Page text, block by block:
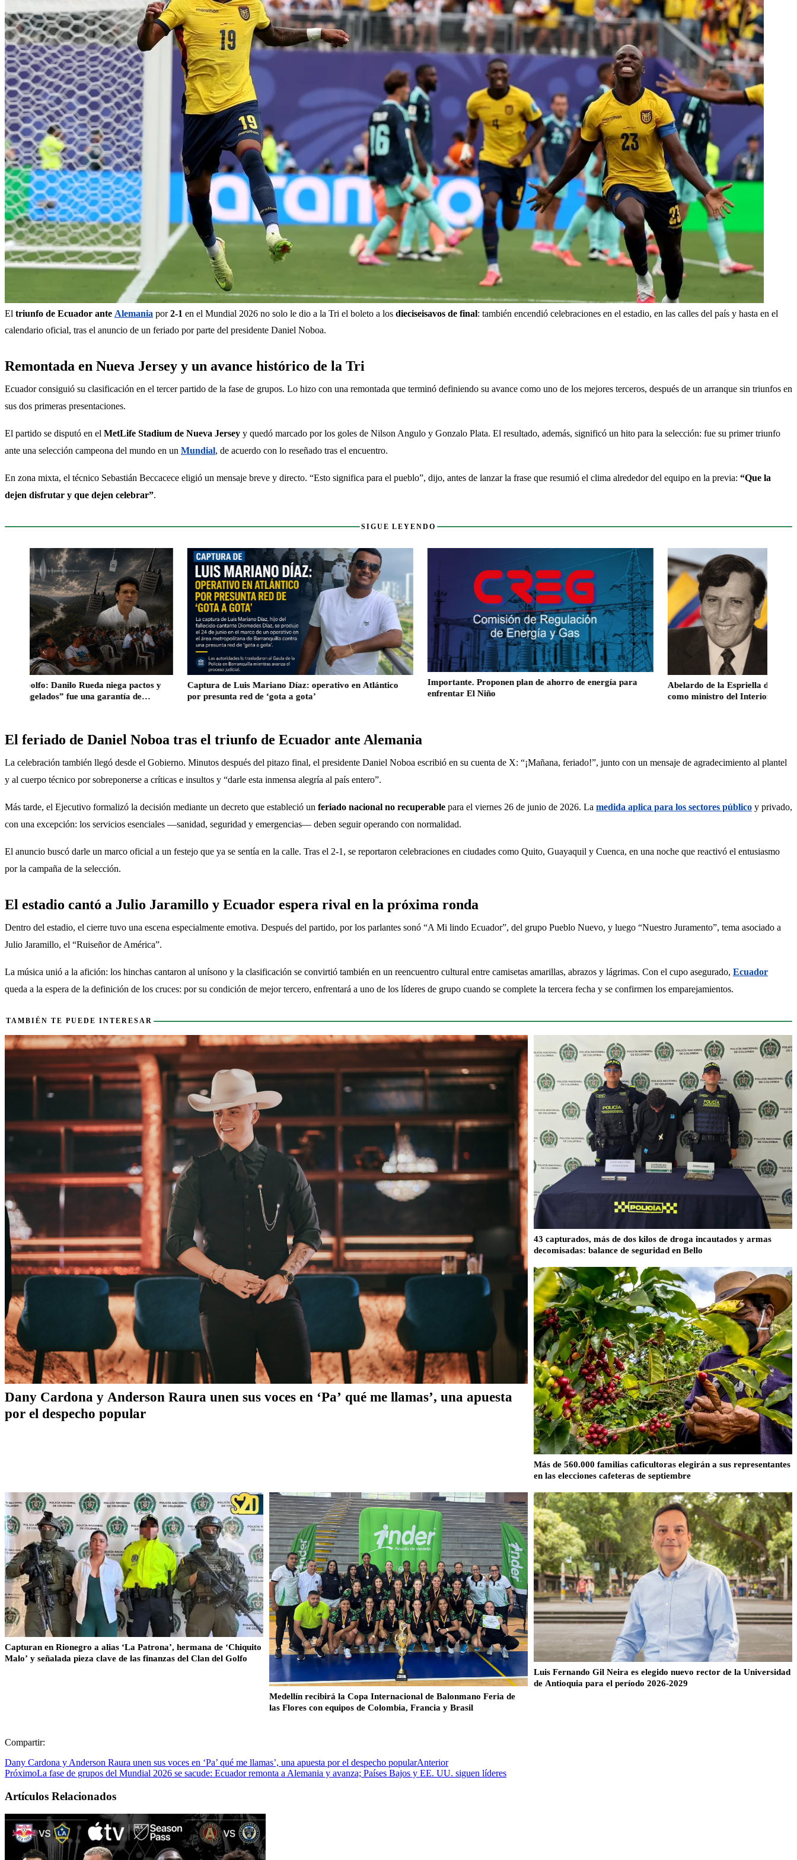
El triunfo de Ecuador ante Alemania por 2-1 en el Mundial 2026 no solo le dio a la Tri el boleto a los dieciseisavos de final: también encendió celebraciones en el estadio, en las calles del país y hasta en el
calendario oficial, tras el anuncio de un feriado por parte del presidente Daniel Noboa.
Remontada en Nueva Jersey y un avance histórico de la Tri
Ecuador consiguió su clasificación en el tercer partido de la fase de grupos. Lo hizo con una remontada que terminó definiendo su avance como uno de los mejores terceros, después de un arranque sin triunfos en
sus dos primeras presentaciones.
El partido se disputó en el MetLife Stadium de Nueva Jersey y quedó marcado por los goles de Nilson Angulo y Gonzalo Plata. El resultado, además, significó un hito para la selección: fue su primer triunfo
ante una selección campeona del mundo en un Mundial, de acuerdo con lo reseñado tras el encuentro.
En zona mixta, el técnico Sebastián Beccacece eligió un mensaje breve y directo. “Esto significa para el pueblo”, dijo, antes de lanzar la frase que resumió el clima alrededor del equipo en la previa: “Que la
dejen disfrutar y que dejen celebrar”.
SIGUE LEYENDO
Sigue leyendo
Rueda niega pactos y
fue una garantía de
Captura de Luis Mariano Díaz: operativo en Atlántico
por presunta red de ‘gota a gota’
Importante. Proponen plan de ahorro de energía para
enfrentar El Niño
Abelardo de la Espriella designa a Rodrigo
como ministro del Interior
El feriado de Daniel Noboa tras el triunfo de Ecuador ante Alemania
La celebración también llegó desde el Gobierno. Minutos después del pitazo final, el presidente Daniel Noboa escribió en su cuenta de X: “¡Mañana, feriado!”, junto con un mensaje de agradecimiento al plantel
y al cuerpo técnico por sobreponerse a críticas e insultos y “darle esta inmensa alegría al país entero”.
Más tarde, el Ejecutivo formalizó la decisión mediante un decreto que estableció un feriado nacional no recuperable para el viernes 26 de junio de 2026. La medida aplica para los sectores público y privado,
con una excepción: los servicios esenciales —sanidad, seguridad y emergencias— deben seguir operando con normalidad.
El anuncio buscó darle un marco oficial a un festejo que ya se sentía en la calle. Tras el 2-1, se reportaron celebraciones en ciudades como Quito, Guayaquil y Cuenca, en una noche que reactivó el entusiasmo
por la campaña de la selección.
El estadio cantó a Julio Jaramillo y Ecuador espera rival en la próxima ronda
Dentro del estadio, el cierre tuvo una escena especialmente emotiva. Después del partido, por los parlantes sonó “A Mi lindo Ecuador”, del grupo Pueblo Nuevo, y luego “Nuestro Juramento”, tema asociado a
Julio Jaramillo, el “Ruiseñor de América”.
La música unió a la afición: los hinchas cantaron al unísono y la clasificación se convirtió también en un reencuentro cultural entre camisetas amarillas, abrazos y lágrimas. Con el cupo asegurado, Ecuador
queda a la espera de la definición de los cruces: por su condición de mejor tercero, enfrentará a uno de los líderes de grupo cuando se complete la tercera fecha y se confirmen los emparejamientos.
TAMBIÉN TE PUEDE INTERESAR
También te puede interesar
Dany Cardona y Anderson Raura unen sus voces en ‘Pa’ qué me llamas’, una apuesta
por el despecho popular
43 capturados, más de dos kilos de droga incautados y armas
decomisadas: balance de seguridad en Bello
Más de 560.000 familias caficultoras elegirán a sus representantes
en las elecciones cafeteras de septiembre
Capturan en Rionegro a alias ‘La Patrona’, hermana de ‘Chiquito
Malo’ y señalada pieza clave de las finanzas del Clan del Golfo
Medellín recibirá la Copa Internacional de Balonmano Feria de
las Flores con equipos de Colombia, Francia y Brasil
Luis Fernando Gil Neira es elegido nuevo rector de la Universidad
de Antioquia para el período 2026-2029
Compartir:
Dany Cardona y Anderson Raura unen sus voces en ‘Pa’ qué me llamas’, una apuesta por el despecho popularAnterior
PróximoLa fase de grupos del Mundial 2026 se sacude: Ecuador remonta a Alemania y avanza; Países Bajos y EE. UU. siguen líderes
Artículos Relacionados